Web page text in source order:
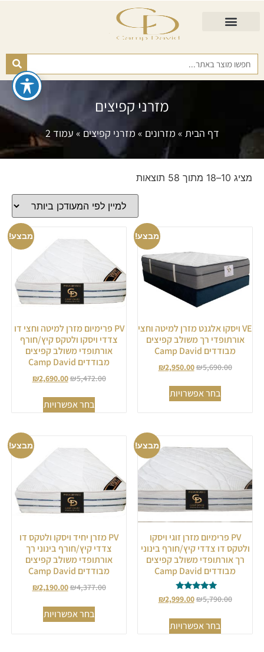
מזרני קפיצים
דף הבית » מזרונים » מזרני קפיצים» עמוד 2
מציג 10–18 מתוך 58 תוצאות
מבצע!
VE ויסקו אלגנט מזרן למיטה וחצי
אורתופדי רך משולב קפיצים
מבודדים Camp David
₪5,690.00
₪2,950.00
בחר אפשרויות
מבצע!
PV פרימיום מזרן למיטה וחצי דו
צדדי ויסקו ולטקס קיץ/חורף
אורתופדי משולב קפיצים
מבודדים Camp David
₪5,472.00
₪2,690.00
בחר אפשרויות
מבצע!
PV פרימיום מזרן זוגי ויסקו
ולטקס דו צדדי קיץ/חורף בינוני
רך אורתופדי משולב קפיצים
מבודדים Camp David
דורג
5.00
₪5,790.00
₪2,999.00
בחר אפשרויות
מבצע!
PV מזרן יחיד ויסקו ולטקס דו
צדדי קיץ/חורף בינוני רך
אורתופדי משולב קפיצים
מבודדים Camp David
₪4,377.00
₪2,190.00
בחר אפשרויות